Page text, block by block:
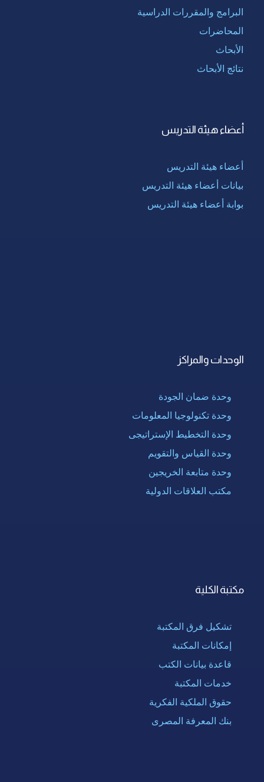
البرامج والمقررات الدراسية
المحاضرات
الأبحاث
نتائج الأبحاث
أعضاء هيئة التدريس
أعضاء هيئة التدريس
بيانات أعضاء هيئة التدريس
بوابة أعضاء هيئة التدريس
الوحدات والمراكز
وحدة ضمان الجودة
وحدة تكنولوجيا المعلومات
وحدة التخطيط الإستراتيجى
وحدة القياس والتقويم
وحدة متابعة الخريجين
مكتب العلاقات الدولية
مكتبة الكلية
تشكيل فرق المكتبة
إمكانات المكتبة
قاعدة بيانات الكتب
خدمات المكتبة
حقوق الملكية الفكرية
بنك المعرفة المصرى